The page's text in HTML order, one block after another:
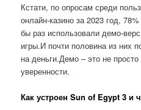
Кстати, по опросам среди
онлайн-казино за 2023 год,
бы раз использовали демо-
игры.И почти половина из них
на деньги.Демо – это не
уверенности.
Как устроен Sun of Egypt 3 и